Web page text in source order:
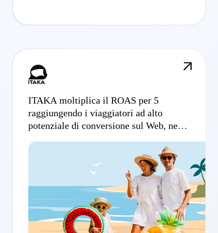
ITAKA moltiplica il ROAS per 5
raggiungendo i viaggiatori ad alto
potenziale di conversione sul Web, nelle